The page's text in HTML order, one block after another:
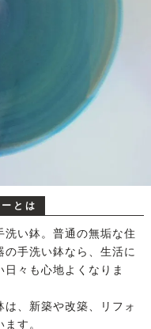
とは
い鉢。普通の無垢な住
手洗い鉢なら、生活に
々も心地よくなりま
、新築や改築、リフォ
す。